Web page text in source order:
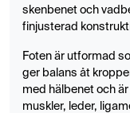
skenbenet och
finjusterad
Foten är utformad
ger balans åt
med hälbenet och
muskler, leder,